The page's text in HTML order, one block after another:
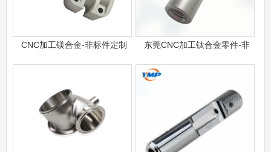
CNC加工镁合金-非标件定制 东莞CNC加工钛合金零件-非